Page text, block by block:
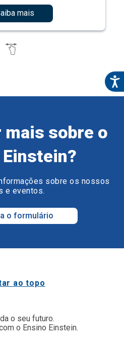
mais
mais sobre o
sobre os nossos
e eventos.
o formulário
ao topo
o seu futuro.
o Ensino Einstein.